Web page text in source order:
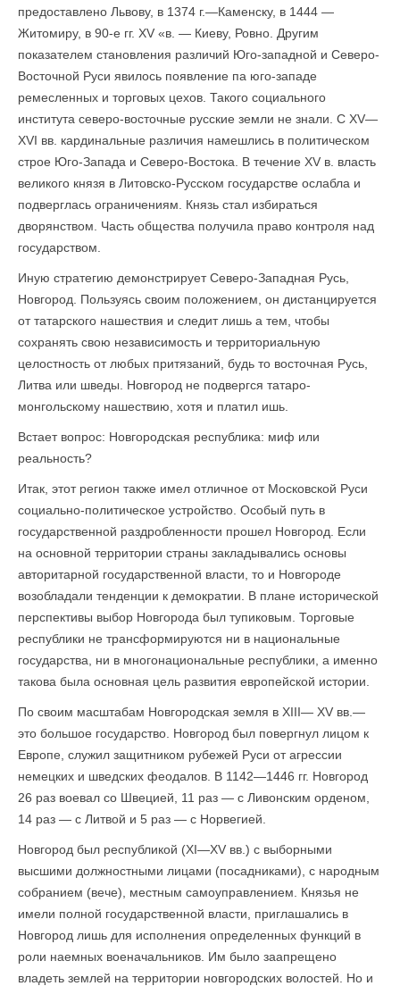
предоставлено Львову, в 1374 г.—Каменску, в 1444 —
Житомиру, в 90-е гг. XV «в. — Киеву, Ровно. Другим
показателем становления различий Юго-западной и Северо-
Восточной Руси явилось появление па юго-западе
ремесленных и торговых цехов. Такого социального
института северо-восточные русские земли не знали. С XV—
XVI вв. кардинальные различия намешлись в политическом
строе Юго-Запада и Северо-Востока. В течение XV в. власть
великого князя в Литовско-Русском государстве ослабла и
подверглась ограничениям. Князь стал избираться
дворянством. Часть общества получила право контроля над
государством.
Иную стратегию демонстрирует Северо-Западная Русь,
Новгород. Пользуясь своим положением, он дистанцируется
от татарского нашествия и следит лишь а тем, чтобы
сохранять свою независимость и территориальную
целостность от любых притязаний, будь то восточная Русь,
Литва или шведы. Новгород не подвергся татаро-
монгольскому нашествию, хотя и платил ишь.
Встает вопрос: Новгородская республика: миф или
реальность?
Итак, этот регион также имел отличное от Московской Руси
социально-политическое устройство. Особый путь в
государственной раздробленности прошел Новгород. Если
на основной территории страны закладывались основы
авторитарной государственной власти, то и Новгороде
возобладали тенденции к демократии. В плане исторической
перспективы выбор Новгорода был тупиковым. Торговые
республики не трансформируются ни в национальные
государства, ни в многонацио­нальные республики, а именно
такова была основная цель развития европейской истории.
По своим масштабам Новгородская земля в XIII— XV вв.—
это большое государство. Новгород был повергнул лицом к
Европе, служил защитником рубежей Руси от агрессии
немецких и шведских феодалов. В 1142—1446 гг. Новгород
26 раз воевал со Швецией, 11 раз — с Ливонским орденом,
14 раз — с Литвой и 5 раз — с Норвегией.
Новгород был республикой (XI—XV вв.) с выборными
высшими должностными лицами (посадниками), с народным
собранием (вече), местным самоуправлением. Князья не
имели полной государственной власти, приглашались в
Новгород лишь для исполнения определенных функций в
роли наемных военачальников. Им было заапрещено
владеть землей на территории новгородских волостей. Но и